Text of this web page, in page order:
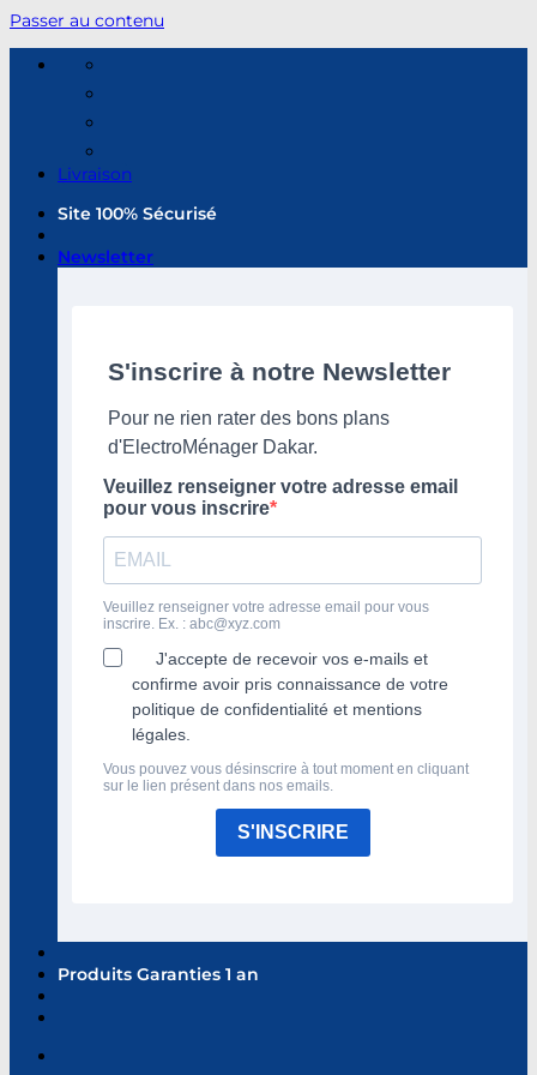
Passer au contenu
Livraison
Site 100% Sécurisé
Newsletter
S'inscrire à notre Newsletter
Pour ne rien rater des bons plans
d'ElectroMénager Dakar.
Veuillez renseigner votre adresse email
pour vous inscrire
Veuillez renseigner votre adresse email pour vous
inscrire. Ex. : abc@xyz.com
J'accepte de recevoir vos e-mails et
confirme avoir pris connaissance de votre
politique de confidentialité et mentions
légales.
Vous pouvez vous désinscrire à tout moment en cliquant
sur le lien présent dans nos emails.
S'INSCRIRE
Produits Garanties 1 an